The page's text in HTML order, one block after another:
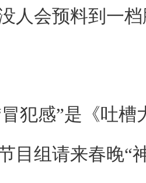
人会预料到一
犯感”是《吐
目组请来春晚“